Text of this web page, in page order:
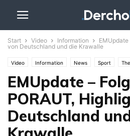
Start Video Information
EMUpdate
von Deutschland und die Krawalle
Video Information News Sport
EMUpdate –
PORAUT,
Deutschland